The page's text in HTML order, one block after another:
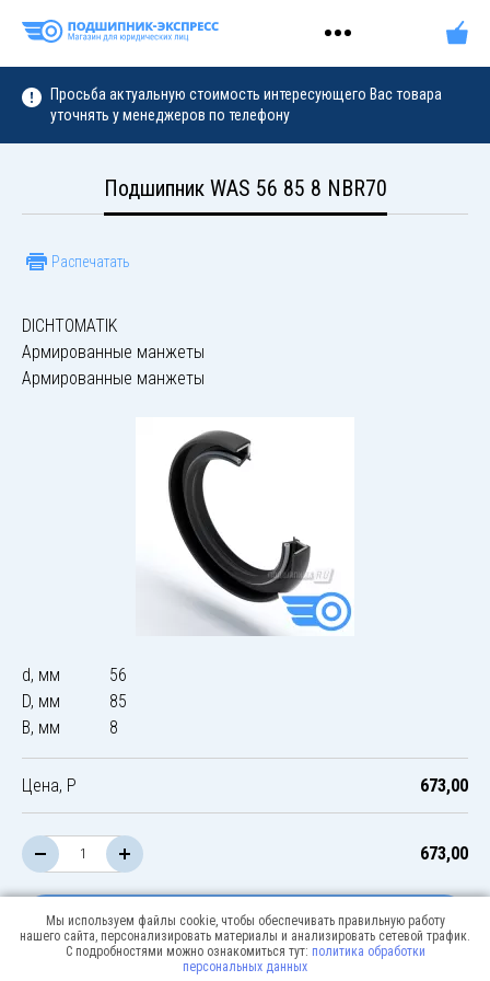
Просьба актуальную стоимость интересующего Вас товара
уточнять у менеджеров по телефону
Подшипник WAS 56 85 8 NBR70
Распечатать
DICHTOMATIK
Армированные манжеты
Армированные манжеты
d, мм
56
D, мм
85
B, мм
8
Цена, Р 673,00
673,00
В корзину
Мы используем файлы cookie, чтобы обеспечивать правильную работу
нашего сайта, персонализировать материалы и анализировать сетевой трафик.
С подробностями можно ознакомиться тут: политика обработки
персональных данных